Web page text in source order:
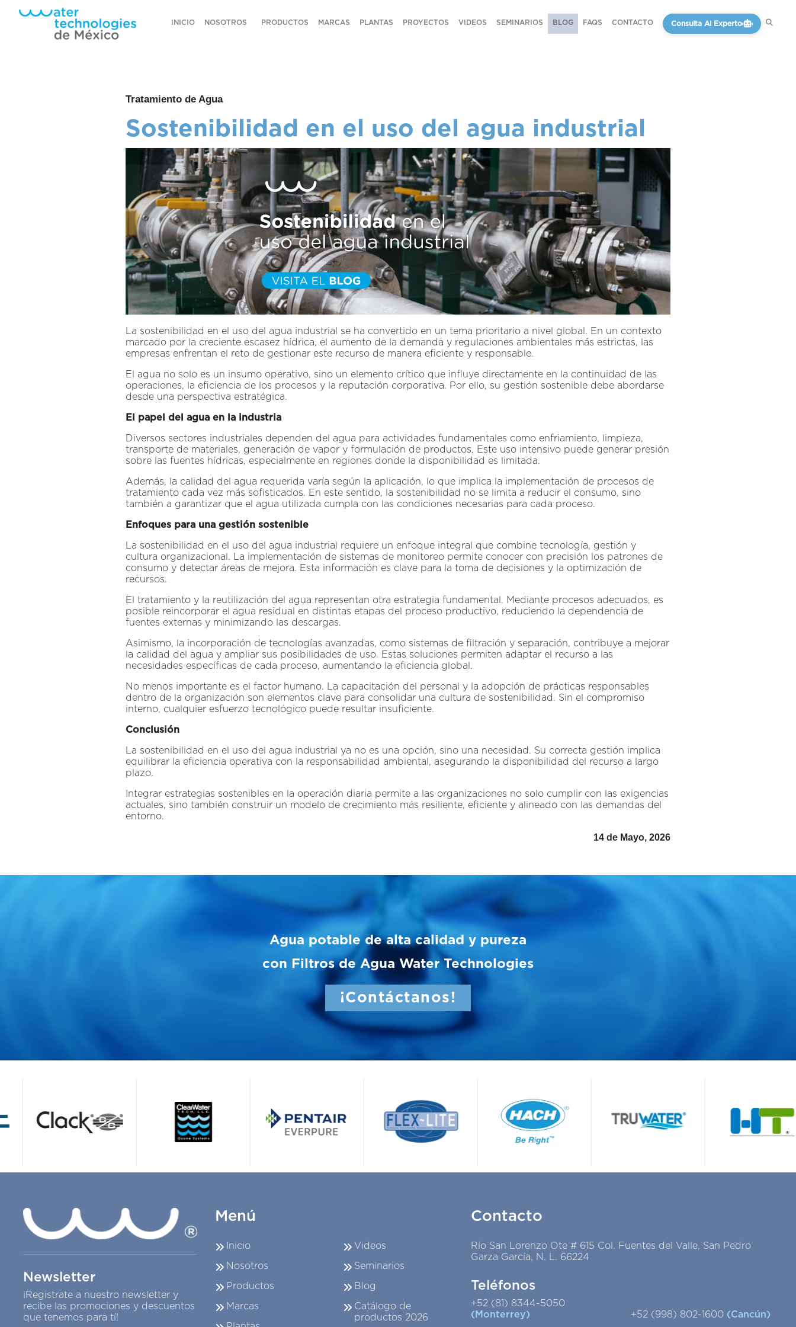
INICIO NOSOTROS PRODUCTOS MARCAS PLANTAS PROYECTOS VIDEOS SEMINARIOS BLOG FAQS CONTACTO Consulta Al Experto
Tratamiento de Agua
Sostenibilidad en el uso del agua industrial
La sostenibilidad en el uso del agua industrial se ha convertido en un tema prioritario a nivel global. En un contexto
marcado por la creciente escasez hídrica, el aumento de la demanda y regulaciones ambientales más estrictas, las
empresas enfrentan el reto de gestionar este recurso de manera eficiente y responsable.
El agua no solo es un insumo operativo, sino un elemento crítico que influye directamente en la continuidad de las
operaciones, la eficiencia de los procesos y la reputación corporativa. Por ello, su gestión sostenible debe abordarse
desde una perspectiva estratégica.
El papel del agua en la industria
Diversos sectores industriales dependen del agua para actividades fundamentales como enfriamiento, limpieza,
transporte de materiales, generación de vapor y formulación de productos. Este uso intensivo puede generar presión
sobre las fuentes hídricas, especialmente en regiones donde la disponibilidad es limitada.
Además, la calidad del agua requerida varía según la aplicación, lo que implica la implementación de procesos de
tratamiento cada vez más sofisticados. En este sentido, la sostenibilidad no se limita a reducir el consumo, sino
también a garantizar que el agua utilizada cumpla con las condiciones necesarias para cada proceso.
Enfoques para una gestión sostenible
La sostenibilidad en el uso del agua industrial requiere un enfoque integral que combine tecnología, gestión y
cultura organizacional. La implementación de sistemas de monitoreo permite conocer con precisión los patrones de
consumo y detectar áreas de mejora. Esta información es clave para la toma de decisiones y la optimización de
recursos.
El tratamiento y la reutilización del agua representan otra estrategia fundamental. Mediante procesos adecuados, es
posible reincorporar el agua residual en distintas etapas del proceso productivo, reduciendo la dependencia de
fuentes externas y minimizando las descargas.
Asimismo, la incorporación de tecnologías avanzadas, como sistemas de filtración y separación, contribuye a mejorar
la calidad del agua y ampliar sus posibilidades de uso. Estas soluciones permiten adaptar el recurso a las
necesidades específicas de cada proceso, aumentando la eficiencia global.
No menos importante es el factor humano. La capacitación del personal y la adopción de prácticas responsables
dentro de la organización son elementos clave para consolidar una cultura de sostenibilidad. Sin el compromiso
interno, cualquier esfuerzo tecnológico puede resultar insuficiente.
Conclusión
La sostenibilidad en el uso del agua industrial ya no es una opción, sino una necesidad. Su correcta gestión implica
equilibrar la eficiencia operativa con la responsabilidad ambiental, asegurando la disponibilidad del recurso a largo
plazo.
Integrar estrategias sostenibles en la operación diaria permite a las organizaciones no solo cumplir con las exigencias
actuales, sino también construir un modelo de crecimiento más resiliente, eficiente y alineado con las demandas del
entorno.
14 de Mayo, 2026
Agua potable de alta calidad y pureza
con Filtros de Agua Water Technologies
¡Contáctanos!
Newsletter
¡Registrate a nuestro newsletter y
recibe las promociones y descuentos
que tenemos para tí!
Menú
Inicio
Nosotros
Productos
Marcas
Videos
Seminarios
Blog
Catálogo de
productos 2026
Contacto
Río San Lorenzo Ote # 615 Col. Fuentes del Valle, San Pedro
Garza García, N. L. 66224
Teléfonos
+52 (81) 8344-5050
(Monterrey)
+52 (998) 802-1600 (Cancún)